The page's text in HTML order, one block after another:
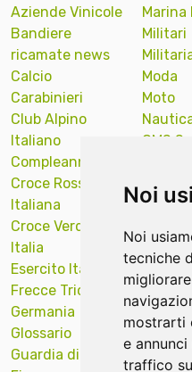
Noi
Noi
tecniche
mostrarti
e
traffico
Aziende Vinicole
Bandiere
ricamate news
Calcio
Carabinieri
Club Alpino
Italiano
Compleanno
Croce Rossa
Italiana
Croce Verde
Italia
Esercito Italiano
Frecce Tricolori
Germania
Glossario
Guardia di
Marina
Militari
Moda
Moto
OMS
Unite
Polizia
Quadri
Arte